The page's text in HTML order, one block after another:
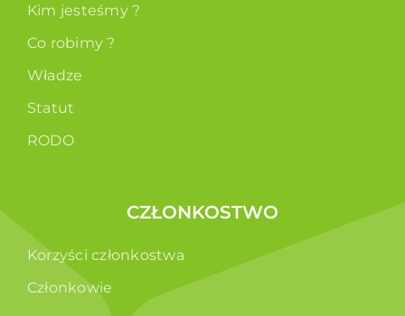
Kim jesteśmy ?
Co robimy ?
Władze
Statut
RODO
CZŁONKOSTWO
Korzyści członkostwa
Członkowie